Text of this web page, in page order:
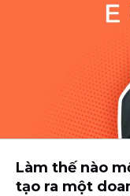
Làm thế nào
tạo ra một